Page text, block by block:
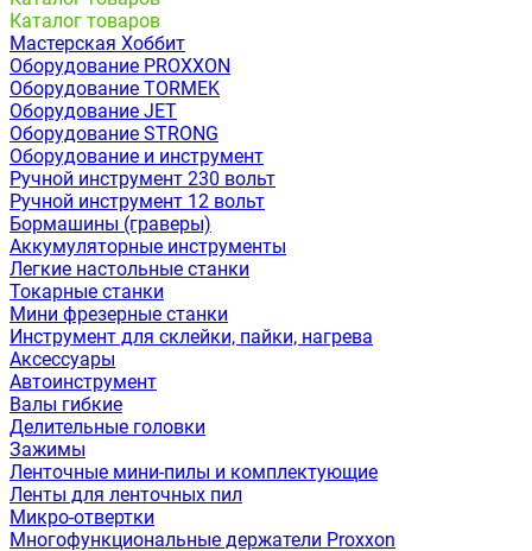
Каталог товаров
Мастерская Хоббит
Оборудование PROXXON
Оборудование TORMEK
Оборудование JET
Оборудование STRONG
Оборудование и инструмент
Ручной инструмент 230 вольт
Ручной инструмент 12 вольт
Бормашины (граверы)
Аккумуляторные инструменты
Легкие настольные станки
Токарные станки
Мини фрезерные станки
Инструмент для склейки, пайки, нагрева
Аксессуары
Автоинструмент
Валы гибкие
Делительные головки
Зажимы
Ленточные мини-пилы и комплектующие
Ленты для ленточных пил
Микро-отвертки
Многофункциональные держатели Proxxon